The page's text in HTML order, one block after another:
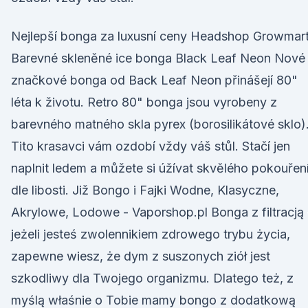
Nejlepší bonga za luxusní ceny Headshop
Barevné skleněné ice bonga Black Leaf Neon Nové
značkové bonga od Back Leaf Neon přinášejí 80"
léta k životu. Retro 80" bonga jsou vyrobeny z
barevného matného skla pyrex (borosilikátové sklo).
Tito krasavci vám ozdobí vždy váš stůl. Stačí jen
naplnit ledem a můžete si úžívat skvělého
dle libosti. Již Bongo i Fajki Wodne, Klasyczne,
Akrylowe, Lodowe - Vaporshop.pl Bonga z filtracją
jeżeli jesteś zwolennikiem zdrowego trybu życia,
zapewne wiesz, że dym z suszonych ziół jest
szkodliwy dla Twojego organizmu. Dlatego też, z
myślą właśnie o Tobie mamy bongo z dodatkową